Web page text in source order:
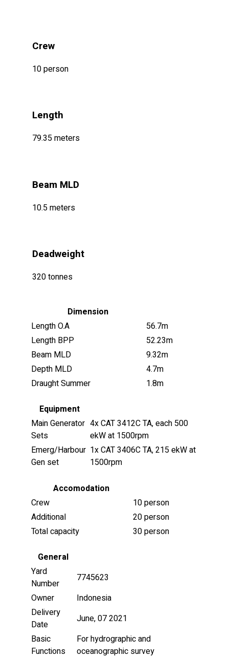
Crew
10 person
Length
79.35 meters
Beam MLD
10.5 meters
Deadweight
320 tonnes
Dimension
Length O.A
56.7m
Length BPP
52.23m
Beam MLD
9.32m
Depth MLD
4.7m
Draught Summer
1.8m
Equipment
Main Generator
Sets
4x CAT 3412C TA, each 500
ekW at 1500rpm
Emerg/Harbour
Gen set
1x CAT 3406C TA, 215 ekW at
1500rpm
Accomodation
Crew
10 person
Additional
20 person
Total capacity
30 person
General
Yard
Number
7745623
Owner
Indonesia
Delivery
Date
June, 07 2021
Basic
Functions
For hydrographic and
oceanographic survey